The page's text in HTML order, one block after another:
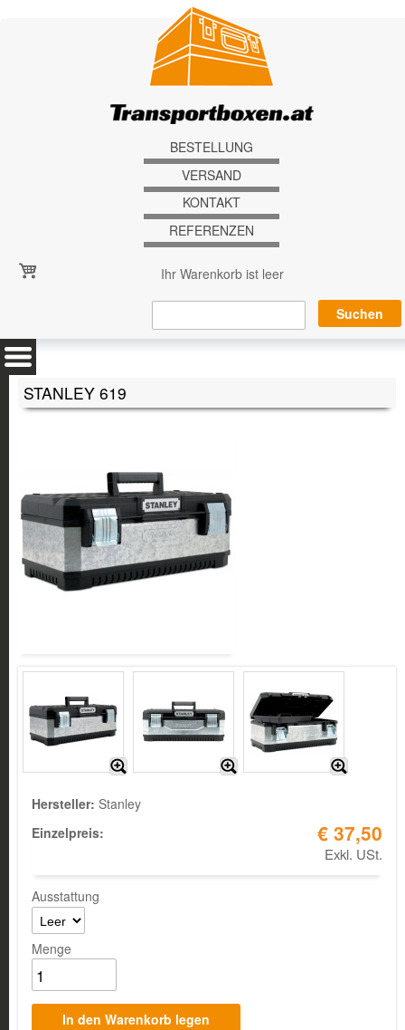
BESTELLUNG
VERSAND
KONTAKT
REFERENZEN
Ihr Warenkorb ist leer
STANLEY 619
Hersteller: Stanley
Einzelpreis:
€ 37,50
Exkl. USt.
Ausstattung
Menge